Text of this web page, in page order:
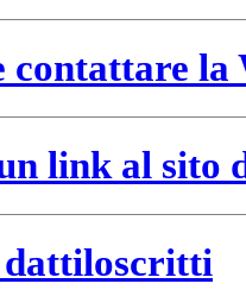
contattare
link al sito